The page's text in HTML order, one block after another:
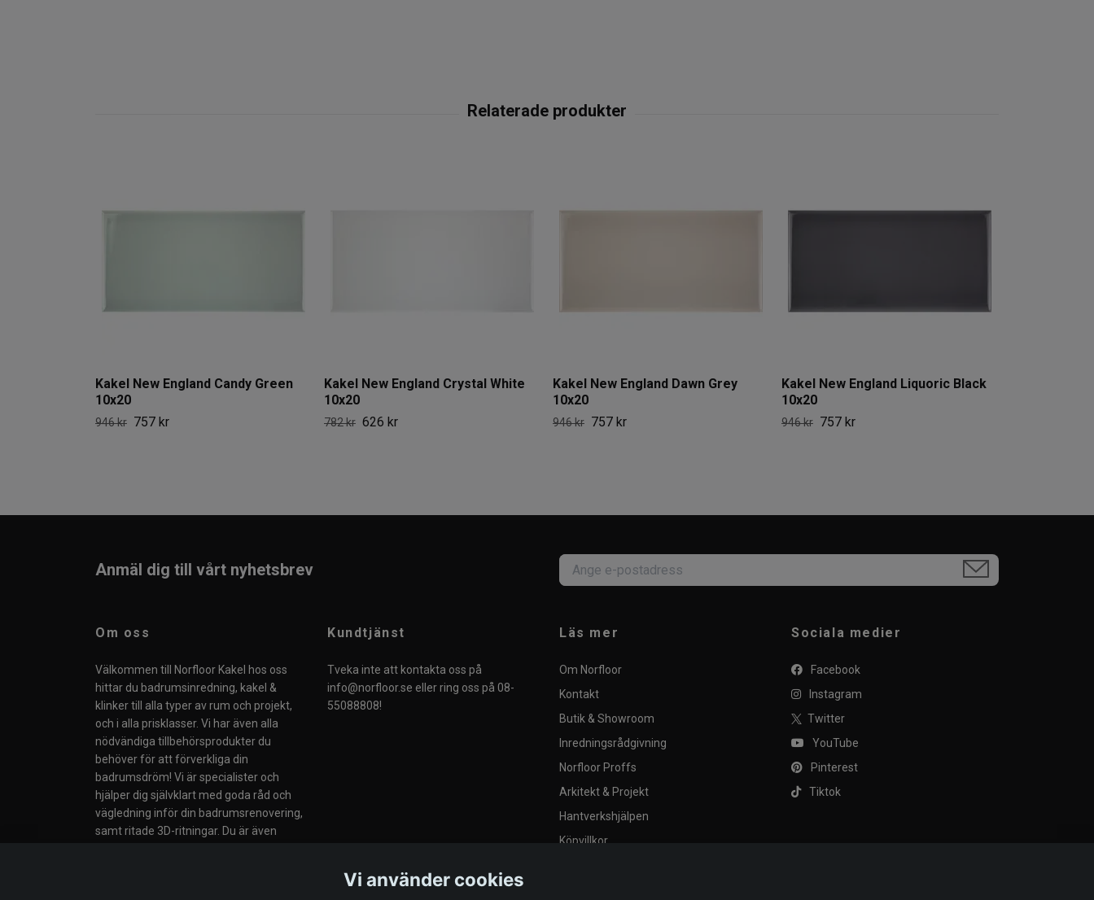
Kakel New England Candy Green
10x20
946 kr 757 kr
Kakel New England Crystal White
10x20
782 kr 626 kr
Kakel New England Dawn Grey
10x20
946 kr 757 kr
Kakel New England Liquoric Black
10x20
946 kr 757 kr
Anmäl dig till vårt nyhetsbrev
Om oss
Välkommen till Norfloor Kakel hos oss
hittar du badrumsinredning, kakel &
klinker till alla typer av rum och projekt,
och i alla prisklasser. Vi har även alla
nödvändiga tillbehörsprodukter du
behöver för att förverkliga din
badrumsdröm! Vi är specialister och
hjälper dig självklart med goda råd och
vägledning inför din badrumsrenovering,
samt ritade 3D-ritningar. Du är även
Kundtjänst
Tveka inte att kontakta oss på
info@norfloor.se eller ring oss på 08-
55088808!
Läs mer
Om Norfloor
Kontakt
Butik & Showroom
Inredningsrådgivning
Norfloor Proffs
Arkitekt & Projekt
Hantverkshjälpen
Köpvillkor
Sociala medier
Facebook
Instagram
Twitter
YouTube
Pinterest
Tiktok
Vi använder cookies